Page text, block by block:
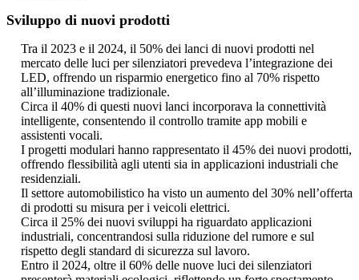
Sviluppo di nuovi prodotti
Tra il 2023 e il 2024, il 50% dei lanci di nuovi prodotti nel
mercato delle luci per silenziatori prevedeva l’integrazione dei
LED, offrendo un risparmio energetico fino al 70% rispetto
all’illuminazione tradizionale.
Circa il 40% di questi nuovi lanci incorporava la connettività
intelligente, consentendo il controllo tramite app mobili e
assistenti vocali.
I progetti modulari hanno rappresentato il 45% dei nuovi prodotti,
offrendo flessibilità agli utenti sia in applicazioni industriali che
residenziali.
Il settore automobilistico ha visto un aumento del 30% nell’offerta
di prodotti su misura per i veicoli elettrici.
Circa il 25% dei nuovi sviluppi ha riguardato applicazioni
industriali, concentrandosi sulla riduzione del rumore e sul
rispetto degli standard di sicurezza sul lavoro.
Entro il 2024, oltre il 60% delle nuove luci dei silenziatori